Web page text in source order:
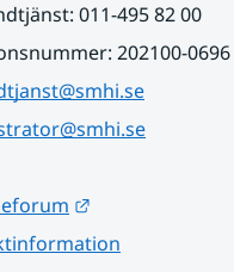
011-495 82 00
202100-0696